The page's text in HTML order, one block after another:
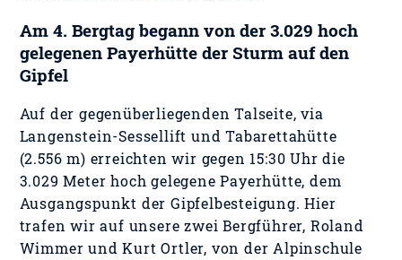
Am 4. Bergtag begann von der 3.029 hoch
gelegenen Payerhütte der Sturm auf den
Gipfel
Auf der gegenüberliegenden Talseite, via
Langenstein-Sessellift und Tabarettahütte
(2.556 m) erreichten wir gegen 15:30 Uhr die
3.029 Meter hoch gelegene Payerhütte, dem
Ausgangspunkt der Gipfelbesteigung. Hier
trafen wir auf unsere zwei Bergführer, Roland
Wimmer und Kurt Ortler, von der Alpinschule